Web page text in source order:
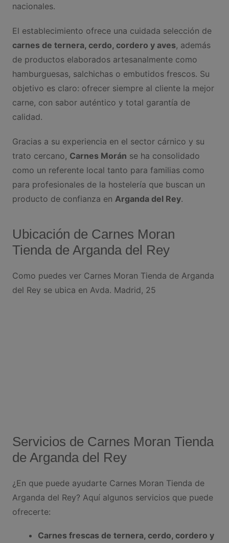
nacionales.
El establecimiento ofrece una cuidada selección de
carnes de ternera, cerdo, cordero y aves, además
de productos elaborados artesanalmente como
hamburguesas, salchichas o embutidos frescos. Su
objetivo es claro: ofrecer siempre al cliente la mejor
carne, con sabor auténtico y total garantía de
calidad.
Gracias a su experiencia en el sector cárnico y su
trato cercano, Carnes Morán se ha consolidado
como un referente local tanto para familias como
para profesionales de la hostelería que buscan un
producto de confianza en Arganda del Rey.
Ubicación de Carnes Moran
Tienda de Arganda del Rey
Como puedes ver Carnes Moran Tienda de Arganda
del Rey se ubica en Avda. Madrid, 25
Servicios de Carnes Moran Tienda
de Arganda del Rey
¿En que puede ayudarte Carnes Moran Tienda de
Arganda del Rey? Aquí algunos servicios que puede
ofrecerte:
Carnes frescas de ternera, cerdo, cordero y